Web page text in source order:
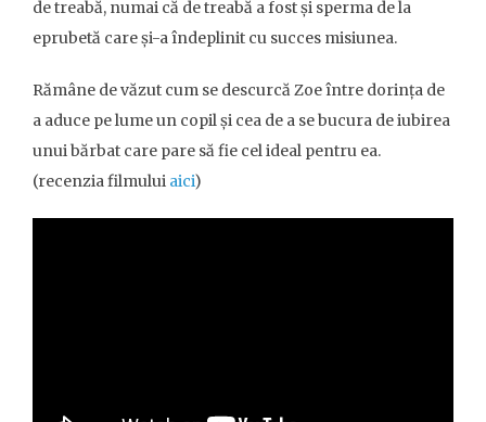
de treabă, numai că de treabă a fost și sperma de la
eprubetă care și-a îndeplinit cu succes misiunea.
Rămâne de văzut cum se descurcă Zoe între dorința de
a aduce pe lume un copil și cea de a se bucura de iubirea
unui bărbat care pare să fie cel ideal pentru ea.
(recenzia filmului aici)